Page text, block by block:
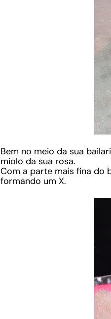
Bem no meio da sua
miolo da sua rosa.
Com a parte mais fina do
formando um X.